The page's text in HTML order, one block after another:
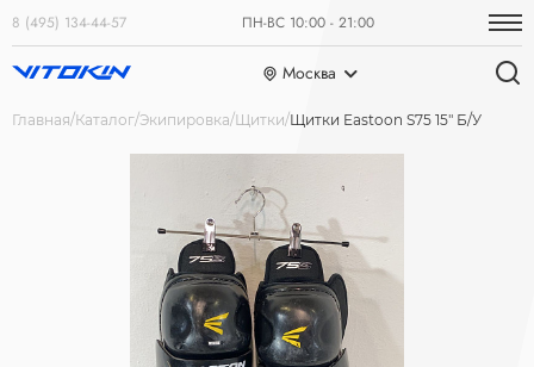
8 (495) 134-44-57 ПН-ВС 10:00 - 21:00
Москва
Главная Каталог Экипировка Щитки Щитки Eastoon S75 15" Б/У